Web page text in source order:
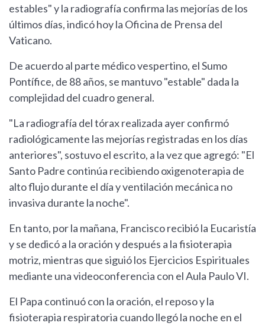
estables" y la radiografía confirma las mejorías de los
últimos días, indicó hoy la Oficina de Prensa del
Vaticano.
De acuerdo al parte médico vespertino, el Sumo
Pontífice, de 88 años, se mantuvo "estable" dada la
complejidad del cuadro general.
"La radiografía del tórax realizada ayer confirmó
radiológicamente las mejorías registradas en los días
anteriores", sostuvo el escrito, a la vez que agregó: "El
Santo Padre continúa recibiendo oxigenoterapia de
alto flujo durante el día y ventilación mecánica no
invasiva durante la noche".
En tanto, por la mañana, Francisco recibió la Eucaristía
y se dedicó a la oración y después a la fisioterapia
motriz, mientras que siguió los Ejercicios Espirituales
mediante una videoconferencia con el Aula Paulo VI.
El Papa continuó con la oración, el reposo y la
fisioterapia respiratoria cuando llegó la noche en el